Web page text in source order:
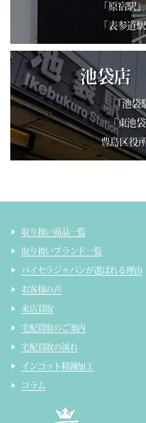
「原宿駅
「表参道
池袋店
「池袋
「東池
豊島区役
取り扱い商品一覧
取り扱いブランド一覧
バイセラジャパンが選ばれる理由
お客様の声
来店買取
宅配買取のご案内
宅配買取の流れ
インゴット精錬加工
コラム